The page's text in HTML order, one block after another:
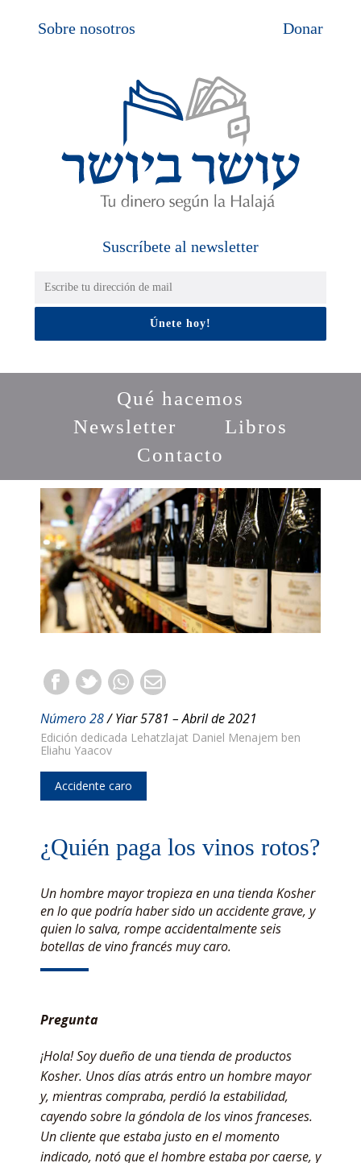
Sobre nosotros Donar
Suscríbete al newsletter
Qué hacemos
Newsletter
Libros
Contacto
Número 28/ Yiar 5781 – Abril de 2021
Edición dedicada Lehatzlajat Daniel Menajem ben
Eliahu Yaacov
Accidente caro
¿Quién paga los vinos rotos?
Un hombre mayor tropieza en una tienda Kosher
en lo que podría haber sido un accidente grave, y
quien lo salva, rompe accidentalmente seis
botellas de vino francés muy caro.
Pregunta
¡Hola! Soy dueño de una tienda de productos
Kosher. Unos días atrás entro un hombre mayor
y, mientras compraba, perdió la estabilidad,
cayendo sobre la góndola de los vinos franceses.
Un cliente que estaba justo en el momento
indicado, notó que el hombre estaba por caerse, y